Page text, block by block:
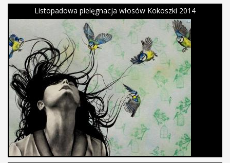
Listopadowa pielęgnacja włosów Kokoszki 2014